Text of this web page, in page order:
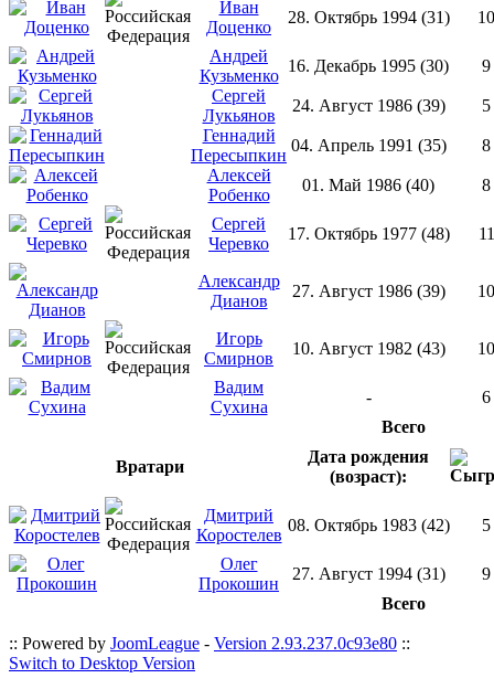
Иван
Доценко
28. Октябрь 1994 (31) 10
Андрей
Кузьменко
16. Декабрь 1995 (30)
9
Сергей
Лукьянов
24. Август 1986 (39)
5
Геннадий
Пересыпкин
04. Апрель 1991 (35)
8
Алексей
Робенко
01. Май 1986 (40) 8
Сергей
Черевко
17. Октябрь 1977 (48) 11
Александр
Дианов
27. Август 1986 (39) 10
Игорь
Смирнов
10. Август 1982 (43) 10
Вадим
Сухина
-
6
Всего
Вратари
Дата рождения
(возраст):
Дмитрий
Коростелев
08. Октябрь 1983 (42) 5
Олег
Прокошин
27. Август 1994 (31)
9
Всего
:: Powered by JoomLeague - Version 2.93.237.0c93e80 ::
Switch to Desktop Version